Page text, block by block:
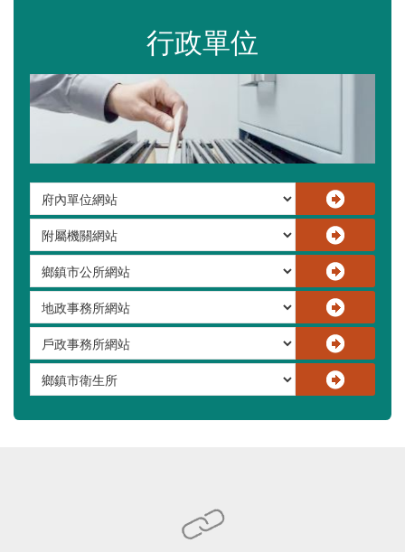
行政單位